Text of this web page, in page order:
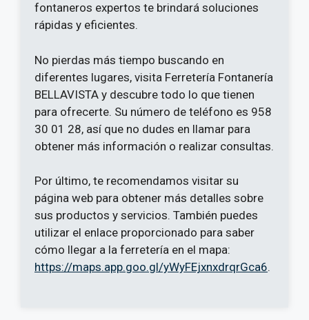
fontaneros expertos te brindará soluciones
rápidas y eficientes.
No pierdas más tiempo buscando en
diferentes lugares, visita Ferretería Fontanería
BELLAVISTA y descubre todo lo que tienen
para ofrecerte. Su número de teléfono es 958
30 01 28, así que no dudes en llamar para
obtener más información o realizar consultas.
Por último, te recomendamos visitar su
página web para obtener más detalles sobre
sus productos y servicios. También puedes
utilizar el enlace proporcionado para saber
cómo llegar a la ferretería en el mapa:
https://maps.app.goo.gl/yWyFEjxnxdrqrGca6.